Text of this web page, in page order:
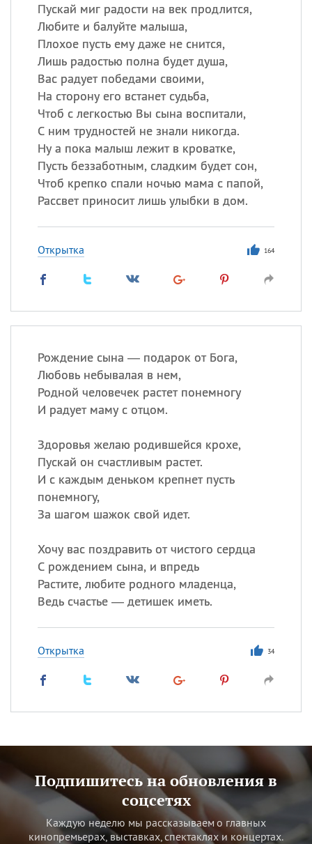
Пускай миг радости на век продлится,
Любите и балуйте малыша,
Плохое пусть ему даже не снится,
Лишь радостью полна будет душа,
Вас радует победами своими,
На сторону его встанет судьба,
Чтоб с легкостью Вы сына воспитали,
С ним трудностей не знали никогда.
Ну а пока малыш лежит в кроватке,
Пусть беззаботным, сладким будет сон,
Чтоб крепко спали ночью мама с папой,
Рассвет приносит лишь улыбки в дом.
Открытка 164
Рождение сына — подарок от Бога,
Любовь небывалая в нем,
Родной человечек растет понемногу
И радует маму с отцом.
Здоровья желаю родившейся крохе,
Пускай он счастливым растет.
И с каждым деньком крепнет пусть
понемногу,
За шагом шажок свой идет.
Хочу вас поздравить от чистого сердца
С рождением сына, и впредь
Растите, любите родного младенца,
Ведь счастье — детишек иметь.
Открытка 34
Подпишитесь на обновления в
соцсетях
Каждую неделю мы рассказываем о главных
кинопремьерах, выставках, спектаклях и концертах.